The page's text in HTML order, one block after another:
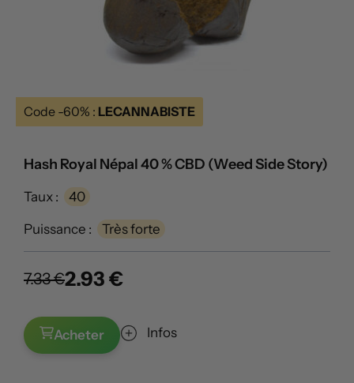
Code -60% : LECANNABISTE
Hash Royal Népal 40 % CBD (Weed Side Story)
Taux : 40
Puissance : Très forte
7.33 €2.93 €
Acheter Infos